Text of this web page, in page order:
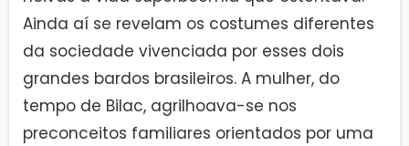
Ainda aí se revelam os costumes diferentes
da sociedade vivenciada por esses dois
grandes bardos brasileiros. A mulher, do
tempo de Bilac, agrilhoava-se nos
preconceitos familiares orientados por uma